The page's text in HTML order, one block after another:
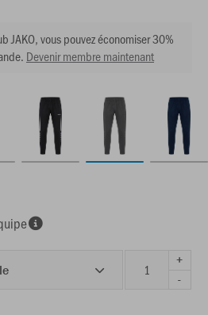
JAKO, vous pouvez économiser 30%
Devenir membre maintenant
+
-